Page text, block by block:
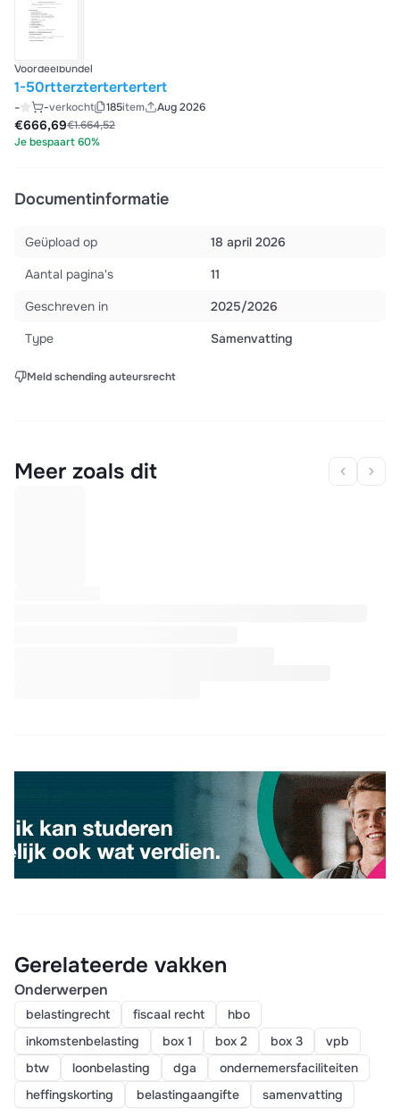
Voordeelbundel
1-50rtterztertertertert
- -verkocht 185item
Aug 2026
€1.664,52
€666,69
Je bespaart 60%
Documentinformatie
Geüpload op
18 april 2026
Aantal pagina's
11
Geschreven in
2025/2026
Type
Samenvatting
Meld schending auteursrecht
Meer zoals dit
Gerelateerde vakken
Onderwerpen
belastingrecht fiscaal recht
hbo
inkomstenbelasting
box 1 box 2 box 3
vpb
btw
loonbelasting dga
ondernemersfaciliteiten
heffingskorting
belastingaangifte samenvatting